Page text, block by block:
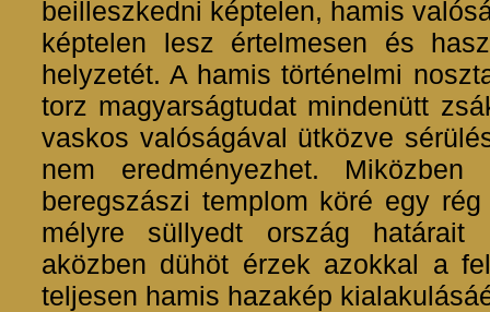
beilleszkedni képtelen, hamis
képtelen lesz értelmesen és
helyzetét. A hamis történelmi
torz magyarságtudat mindenütt
vaskos valóságával ütközve
nem eredményezhet.
beregszászi templom köré egy
mélyre süllyedt ország határait
aközben dühöt érzek azokkal a
teljesen hamis hazakép